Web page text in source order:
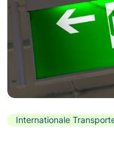
Internationale